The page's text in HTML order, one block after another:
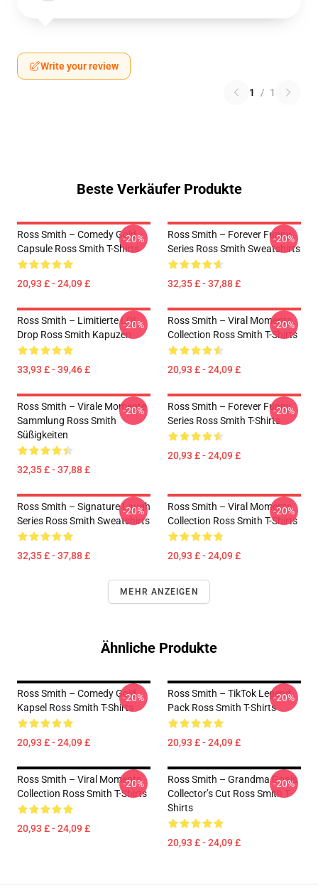
Write your review
1 / 1
Beste Verkäufer Produkte
Ross Smith – Comedy Gold
Capsule Ross Smith T-Shirts
20,93 £ - 24,09 £
-20%
Ross Smith – Forever Funny
Series Ross Smith Sweatshirts
32,35 £ - 37,88 £
-20%
Ross Smith – Limitierte LOL
Drop Ross Smith Kapuzen
33,93 £ - 39,46 £
-20%
Ross Smith – Viral Moments
Collection Ross Smith T-Shirts
20,93 £ - 24,09 £
-20%
Ross Smith – Virale Momente
Sammlung Ross Smith
Süßigkeiten
32,35 £ - 37,88 £
-20%
Ross Smith – Forever Funny
Series Ross Smith T-Shirts
20,93 £ - 24,09 £
-20%
Ross Smith – Signature Laugh
Series Ross Smith Sweatshirts
32,35 £ - 37,88 £
-20%
Ross Smith – Viral Moments
Collection Ross Smith T-Shirts
20,93 £ - 24,09 £
-20%
MEHR ANZEIGEN
Ähnliche Produkte
Ross Smith – Comedy Gold
Kapsel Ross Smith T-Shirts
20,93 £ - 24,09 £
-20%
Ross Smith – TikTok Legend
Pack Ross Smith T-Shirts
20,93 £ - 24,09 £
-20%
Ross Smith – Viral Moments
Collection Ross Smith T-Shirts
20,93 £ - 24,09 £
-20%
Ross Smith – Grandma Goals
Collector’s Cut Ross Smith T-
Shirts
20,93 £ - 24,09 £
-20%